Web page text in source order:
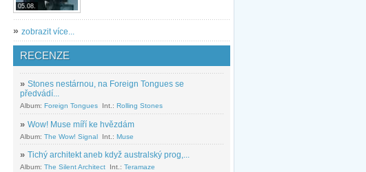
05.08.
» zobrazit více...
RECENZE
» Stones nestárnou, na Foreign Tongues se
předvádí...
Album: Foreign Tongues Int.: Rolling Stones
» Wow! Muse míří ke hvězdám
Album: The Wow! Signal Int.: Muse
» Tichý architekt aneb když australský prog,...
Album: The Silent Architect Int.: Teramaze